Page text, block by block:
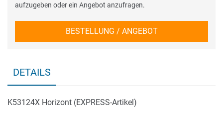
aufzugeben oder ein Angebot anzufragen.
BESTELLUNG / ANGEBOT
DETAILS
K53124X Horizont (EXPRESS-Artikel)